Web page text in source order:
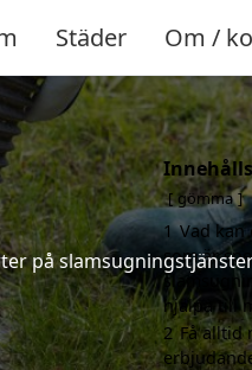
Städer Om /
på
gömma
1 Vad kan
som är
hjälpa till
2 Få alltid